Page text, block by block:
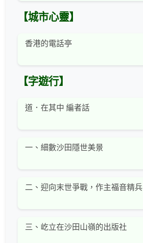
【城市心靈】
香港的電話亭
【字遊行】
道．在其中 編者話
一、細數沙田隱世美景
二、迎向末世爭戰，作主福音精兵
三、屹立在沙田山嶺的出版社